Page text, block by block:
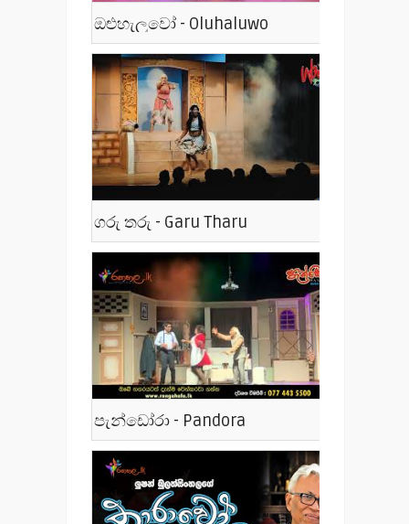
ඔළුහැලුවෝ - Oluhaluwo
ගරු තරු - Garu Tharu
පැන්ඩෝරා - Pandora